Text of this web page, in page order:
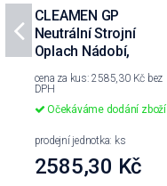
CLEAMEN GP
Neutrální Strojní
Oplach Nádobí,
cena za kus: 2585,30 Kč bez
DPH
Očekáváme dodání zboží
prodejní jednotka: ks
2585,30 Kč